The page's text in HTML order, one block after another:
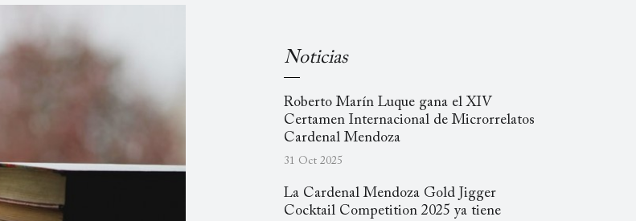
Noticias
Roberto Marín Luque gana el XIV
Certamen Internacional de Microrrelatos
Cardenal Mendoza
31 Oct 2025
La Cardenal Mendoza Gold Jigger
Cocktail Competition 2025 ya tiene